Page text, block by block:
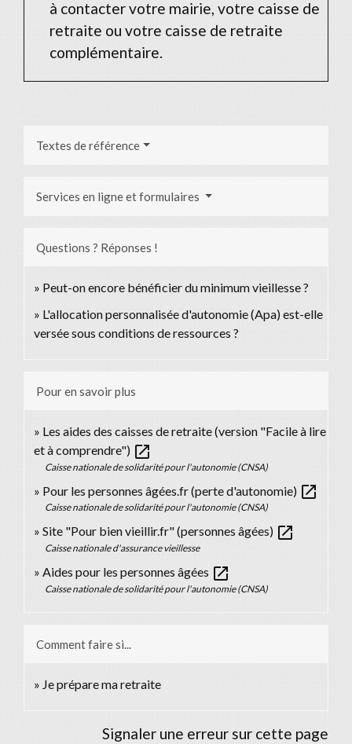
à contacter votre mairie, votre caisse de
retraite ou votre caisse de retraite
complémentaire.
Textes de référence
Services en ligne et formulaires
Questions ? Réponses !
Peut-on encore bénéficier du minimum vieillesse ?
L'allocation personnalisée d'autonomie (Apa) est-elle
versée sous conditions de ressources ?
Pour en savoir plus
Les aides des caisses de retraite (version "Facile à lire
et à comprendre") open_in_new
Caisse nationale de solidarité pour l'autonomie (CNSA)
Pour les personnes âgées.fr (perte d'autonomie) open_in_new
Caisse nationale de solidarité pour l'autonomie (CNSA)
Site "Pour bien vieillir.fr" (personnes âgées) open_in_new
Caisse nationale d'assurance vieillesse
Aides pour les personnes âgées open_in_new
Caisse nationale de solidarité pour l'autonomie (CNSA)
Comment faire si...
Je prépare ma retraite
Signaler une erreur sur cette page